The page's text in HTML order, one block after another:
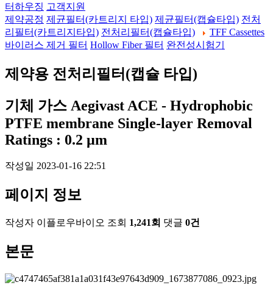
터하우징 고객지원
제약공정 제균필터(카트리지 타입) 제균필터(캡슐타입) 전처
리필터(카트리지타입) 전처리필터(캡슐타입)
TFF Cassettes
바이러스 제거 필터 Hollow Fiber 필터 완전성시험기
제약용 전처리필터(캡슐 타입)
기체 가스 Aegivast ACE - Hydrophobic
PTFE membrane Single-layer Removal
Ratings : 0.2 µm
작성일 2023-01-16 22:51
페이지 정보
작성자 이플로우바이오 조회 1,241회 댓글 0건
본문